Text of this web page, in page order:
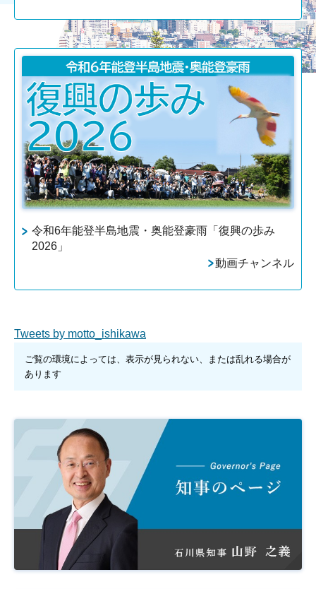
令和6年能登半島地震・奥能登豪雨「復興の歩み
2026」
動画チャンネル
Tweets by motto_ishikawa
ご覧の環境によっては、表示が見られない、または乱れる場合が
あります